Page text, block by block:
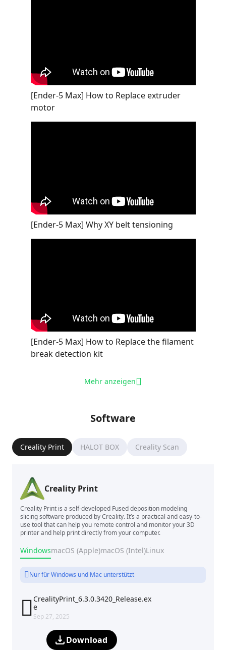
[Ender-5 Max] How to Replace extruder
motor
[Ender-5 Max] Why XY belt tensioning
[Ender-5 Max] How to Replace the filament
break detection kit
Mehr anzeigen
Software
Creality Print HALOT BOX Creality Scan
Creality Print
Creality Print is a self-developed Fused deposition modeling
slicing software produced by Creality. It’s a practical and easy-to-
use tool that can help you remote control and monitor your 3D
printer and help print directly from your computer.
WindowsmacOS (Apple)macOS (Intel)Linux
Nur für Windows und Mac unterstützt
 CrealityPrint_6.3.0.3420_Release.ex
e
Sep 27, 2025
Download